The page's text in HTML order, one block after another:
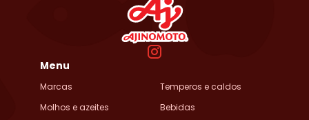
Menu
Marcas
Temperos e caldos
Molhos e azeites
Bebidas